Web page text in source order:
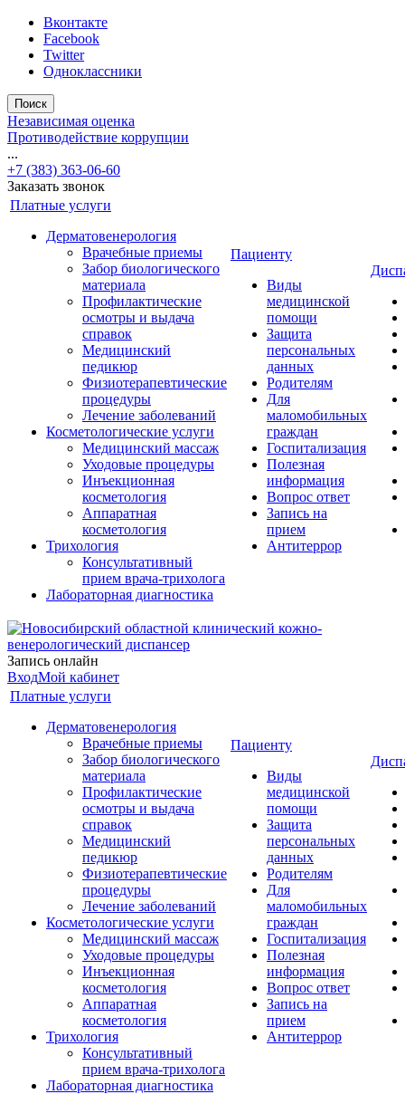
Вконтакте
Facebook
Twitter
Одноклассники
Поиск
Независимая оценка
Противодействие коррупции
...
+7 (383) 363-06-60
Заказать звонок
Платные услуги
Дерматовенерология
Врачебные приемы
Забор биологического
материала
Профилактические
осмотры и выдача
справок
Медицинский
педикюр
Физиотерапевтические
процедуры
Лечение заболеваний
Косметологические услуги
Медицинский массаж
Уходовые процедуры
Инъекционная
косметология
Аппаратная
косметология
Трихология
Консультативный
прием врача-трихолога
Лабораторная диагностика
Пациенту
Виды
медицинской
помощи
Защита
персональных
данных
Родителям
Для
маломобильных
граждан
Госпитализация
Полезная
информация
Вопрос ответ
Запись на
прием
Антитеррор
Запись онлайн
ВходМой кабинет
Платные услуги
Дерматовенерология
Врачебные приемы
Забор биологического
материала
Профилактические
осмотры и выдача
справок
Медицинский
педикюр
Физиотерапевтические
процедуры
Лечение заболеваний
Косметологические услуги
Медицинский массаж
Уходовые процедуры
Инъекционная
косметология
Аппаратная
косметология
Трихология
Консультативный
прием врача-трихолога
Лабораторная диагностика
Пациенту
Виды
медицинской
помощи
Защита
персональных
данных
Родителям
Для
маломобильных
граждан
Госпитализация
Полезная
информация
Вопрос ответ
Запись на
прием
Антитеррор